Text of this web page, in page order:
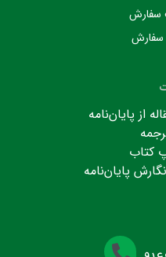
سفارش
سفارش
از پایان‌نامه
کتاب
پایان‌نامه